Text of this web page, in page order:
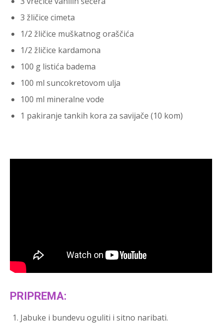
3 žličice cimeta
1/2 žličice muškatnog oraščića
1/2 žličice kardamona
100 g listića badema
100 ml suncokretovom ulja
100 ml mineralne vode
1 pakiranje tankih kora za savijače (10 kom)
PRIPREMA:
Jabuke i bundevu oguliti i sitno naribati.